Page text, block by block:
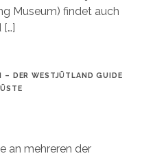
Museum) findet auch
– DER WESTJÜTLAND GUIDE
an mehreren der